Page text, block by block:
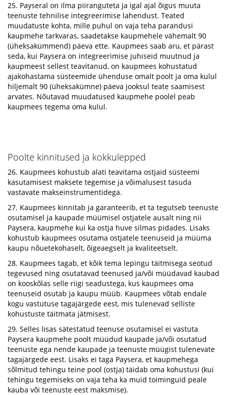
25. Payseral on ilma piiranguteta ja igal ajal õigus muuta
teenuste tehnilise integreerimise lahendust. Teated
muudatuste kohta, mille puhul on vaja teha parandusi
kaupmehe tarkvaras, saadetakse kaupmehele vähemalt 90
(üheksakümmend) päeva ette. Kaupmees saab aru, et pärast
seda, kui Paysera on integreerimise juhiseid muutnud ja
kaupmeest sellest teavitanud, on kaupmees kohustatud
ajakohastama süsteemide ühenduse omalt poolt ja oma kulul
hiljemalt 90 (üheksakümne) päeva jooksul teate saamisest
arvates. Nõutavad muudatused kaupmehe poolel peab
kaupmees tegema oma kulul.
Poolte kinnitused ja kokkulepped
26. Kaupmees kohustub alati teavitama ostjaid süsteemi
kasutamisest maksete tegemise ja võimalusest tasuda
vastavate makseinstrumentidega.
27. Kaupmees kinnitab ja garanteerib, et ta tegutseb teenuste
osutamisel ja kaupade müümisel ostjatele ausalt ning nii
Paysera, kaupmehe kui ka ostja huve silmas pidades. Lisaks
kohustub kaupmees osutama ostjatele teenuseid ja müüma
kaupu nõuetekohaselt, õigeaegselt ja kvaliteetselt.
28. Kaupmees tagab, et kõik tema lepingu täitmisega seotud
tegevused ning osutatavad teenused ja/või müüdavad kaubad
on kooskõlas selle riigi seadustega, kus kaupmees oma
teenuseid osutab ja kaupu müüb. Kaupmees võtab endale
kogu vastutuse tagajärgede eest, mis tulenevad selliste
kohustuste täitmata jätmisest.
29. Selles lisas sätestatud teenuse osutamisel ei vastuta
Paysera kaupmehe poolt müüdud kaupade ja/või osutatud
teenuste ega nende kaupade ja teenuste müügist tulenevate
tagajärgede eest. Lisaks ei taga Paysera, et kaupmehega
sõlmitud tehingu teine pool (ostja) täidab oma kohustusi (kui
tehingu tegemiseks on vaja teha ka muid toiminguid peale
kauba või teenuste eest maksmise).